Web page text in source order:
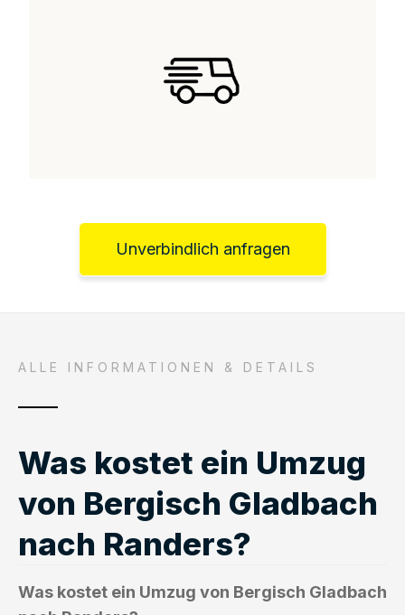
Unverbindlich anfragen
ALLE INFORMATIONEN & DETAILS
Was kostet ein Umzug
von Bergisch Gladbach
nach Randers?
Was kostet ein Umzug von Bergisch Gladbach